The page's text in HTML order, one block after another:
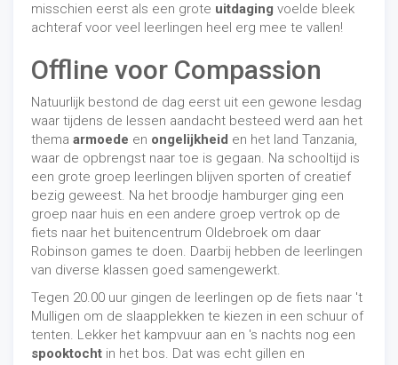
misschien eerst als een grote uitdaging voelde bleek
achteraf voor veel leerlingen heel erg mee te vallen!
Offline voor Compassion
Natuurlijk bestond de dag eerst uit een gewone lesdag
waar tijdens de lessen aandacht besteed werd aan het
thema armoede en ongelijkheid en het land Tanzania,
waar de opbrengst naar toe is gegaan. Na schooltijd is
een grote groep leerlingen blijven sporten of creatief
bezig geweest. Na het broodje hamburger ging een
groep naar huis en een andere groep vertrok op de
fiets naar het buitencentrum Oldebroek om daar
Robinson games te doen. Daarbij hebben de leerlingen
van diverse klassen goed samengewerkt.
Tegen 20.00 uur gingen de leerlingen op de fiets naar 't
Mulligen om de slaapplekken te kiezen in een schuur of
tenten. Lekker het kampvuur aan en 's nachts nog een
spooktocht in het bos. Dat was echt gillen en